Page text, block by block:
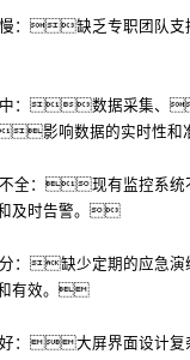
慢：缺乏专职团队
中：数据采集、
影响数据的实时性
不全：现有监控系
及时告警。
：缺少定期的应急
和有效。
好：大屏界面设计